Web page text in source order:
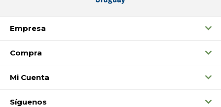
Empresa
Compra
Mi Cuenta
Síguenos